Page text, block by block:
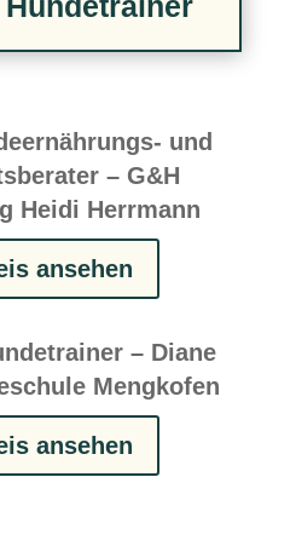
und
– G&H
Heidi Herrmann
ansehen
– Diane
Mengkofen
ansehen